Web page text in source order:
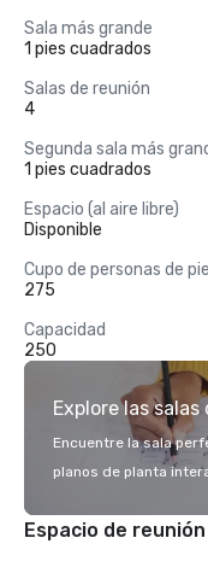
Sala más grande
1 pies cuadrados
Salas de reunión
4
Segunda sala más
1 pies cuadrados
Espacio (al aire libre)
Disponible
Cupo de personas de pie
275
Capacidad
250
Explore las
Encuentre la sala
planos de planta
Espacio de reunión